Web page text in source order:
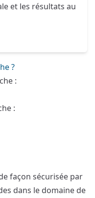
et les résultats au
?
:
:
façon sécurisée par
dans le domaine de